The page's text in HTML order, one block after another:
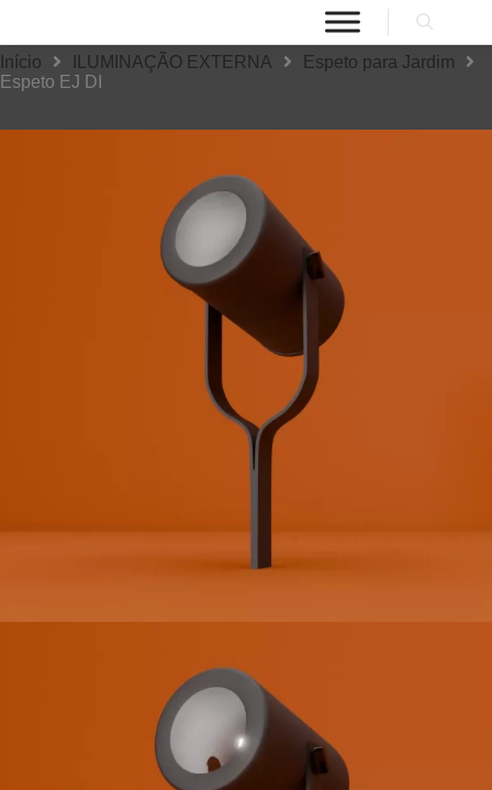
Início ILUMINAÇÃO EXTERNA
Espeto para Jardim
Espeto EJ DI